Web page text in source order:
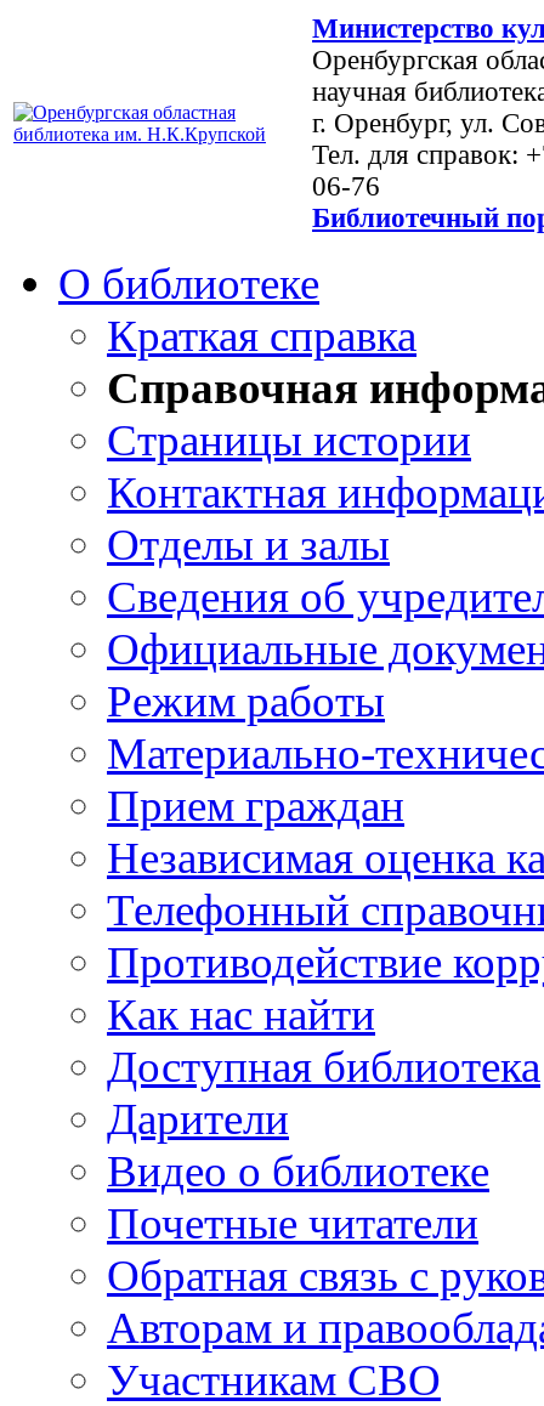
Министерство
Оренбургская
научная
г. Оренбург, ул.
Тел. для справок:
06-76
Библиотечный
О библиотеке
Краткая справка
Справочная
Страницы истории
Контактная
Отделы и залы
Сведения об
Официальные
Режим работы
Материально-
Прием граждан
Независимая оценка
Телефонный
Противодействие
Как нас найти
Доступная библиотека
Дарители
Видео о библиотеке
Почетные читатели
Обратная связь с
Авторам и
Участникам СВО